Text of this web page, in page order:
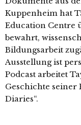
Kuppenheim hat
Education Centre
bewahrt,
Bildungsarbeit
Ausstellung ist
Podcast arbei­tet
Geschichte sei­ner
Diaries“.